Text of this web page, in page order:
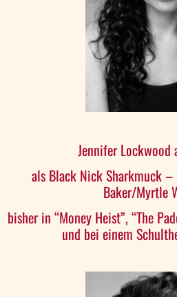
Jennifer Lockwood
als Black Nick Sharkmuck –
Baker/Myrtle
bisher in “Money Heist”, “The
und bei einem